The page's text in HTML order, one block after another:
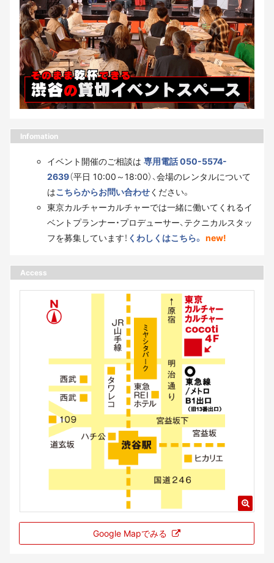
Infomation
イベント開催のご相談は 専用電話 050-5574-
2639（平日 10:00～18:00）、会場のレンタルについて
はこちらからお問い合わせください。
東京カルチャーカルチャーでは一緒に働いてくれるイ
ベントプランナー・プロデューサー、テクニカルスタッ
フを募集しています！ くわしくはこちら。 new!
Access
Google Mapでみる